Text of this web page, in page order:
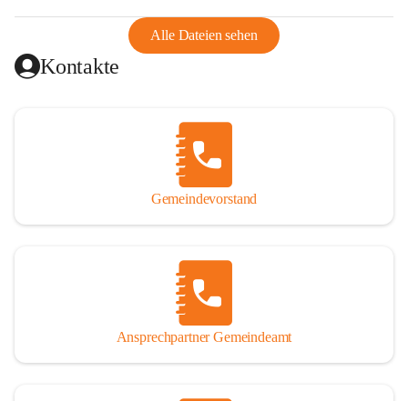
Alle Dateien sehen
Kontakte
Gemeindevorstand
Ansprechpartner Gemeindeamt